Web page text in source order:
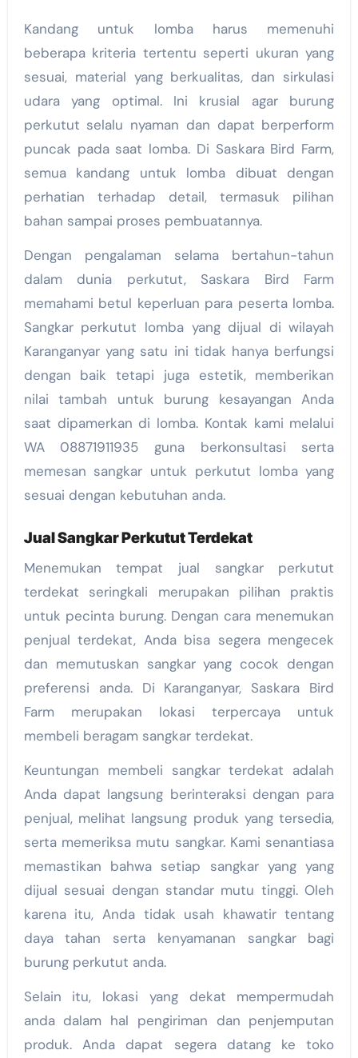
Kandang untuk lomba harus memenuhi
beberapa kriteria tertentu seperti ukuran yang
sesuai, material yang berkualitas, dan sirkulasi
udara yang optimal. Ini krusial agar burung
perkutut selalu nyaman dan dapat berperform
puncak pada saat lomba. Di Saskara Bird Farm,
semua kandang untuk lomba dibuat dengan
perhatian terhadap detail, termasuk pilihan
bahan sampai proses pembuatannya.
Dengan pengalaman selama bertahun-tahun
dalam dunia perkutut, Saskara Bird Farm
memahami betul keperluan para peserta lomba.
Sangkar perkutut lomba yang dijual di wilayah
Karanganyar yang satu ini tidak hanya berfungsi
dengan baik tetapi juga estetik, memberikan
nilai tambah untuk burung kesayangan Anda
saat dipamerkan di lomba. Kontak kami melalui
WA 08871911935 guna berkonsultasi serta
memesan sangkar untuk perkutut lomba yang
sesuai dengan kebutuhan anda.
Jual Sangkar Perkutut Terdekat
Menemukan tempat jual sangkar perkutut
terdekat seringkali merupakan pilihan praktis
untuk pecinta burung. Dengan cara menemukan
penjual terdekat, Anda bisa segera mengecek
dan memutuskan sangkar yang cocok dengan
preferensi anda. Di Karanganyar, Saskara Bird
Farm merupakan lokasi terpercaya untuk
membeli beragam sangkar terdekat.
Keuntungan membeli sangkar terdekat adalah
Anda dapat langsung berinteraksi dengan para
penjual, melihat langsung produk yang tersedia,
serta memeriksa mutu sangkar. Kami senantiasa
memastikan bahwa setiap sangkar yang yang
dijual sesuai dengan standar mutu tinggi. Oleh
karena itu, Anda tidak usah khawatir tentang
daya tahan serta kenyamanan sangkar bagi
burung perkutut anda.
Selain itu, lokasi yang dekat mempermudah
anda dalam hal pengiriman dan penjemputan
produk. Anda dapat segera datang ke toko